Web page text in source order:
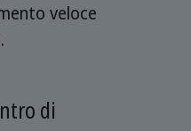
veloce
di